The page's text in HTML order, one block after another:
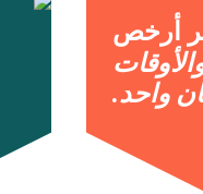
أرخص
واحد.